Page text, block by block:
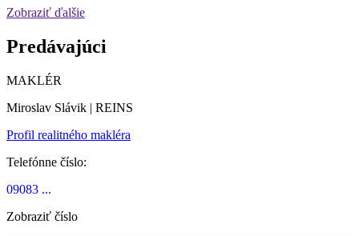
Zobraziť ďalšie
Predávajúci
MAKLÉR
Miroslav Slávik | REINS
Profil realitného makléra
Telefónne číslo:
09083 ...
Zobraziť číslo